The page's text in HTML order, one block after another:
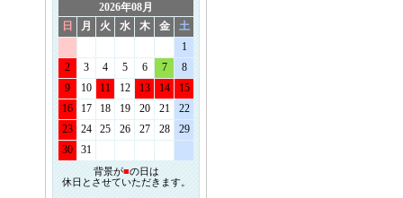
2026年08月
日
月 火 水 木 金
土
1
2
3 4 5 6 7
8
9
10 11 12 13 14
15
16
17 18 19 20 21
22
23
24 25 26 27 28
29
30
31
背景が■の日は
休日とさせていただきます。